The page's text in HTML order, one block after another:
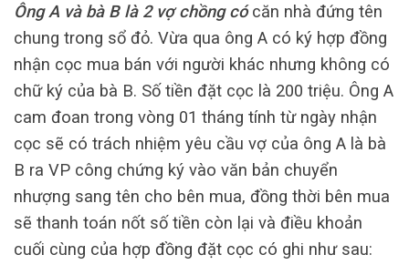
Ông A và bà B là 2 vợ chồng cócăn nhà đứng tên
chung trong sổ đỏ. Vừa qua ông A có ký hợp đồng
nhận cọc mua bán với người khác nhưng không có
chữ ký của bà B. Số tiền đặt cọc là 200 triệu. Ông A
cam đoan trong vòng 01 tháng tính từ ngày nhận
cọc sẽ có trách nhiệm yêu cầu vợ của ông A là bà
B ra VP công chứng ký vào văn bản chuyển
nhượng sang tên cho bên mua, đồng thời bên mua
sẽ thanh toán nốt số tiền còn lại và điều khoản
cuối cùng của hợp đồng đặt cọc có ghi như sau: